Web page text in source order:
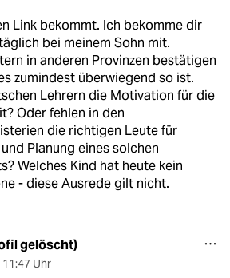
Link bekommt. Ich bekomme dir
bei meinem Sohn mit.
in anderen Provinzen bestätigen
zumindest überwiegend so ist.
Lehrern die Motivation für die
Oder fehlen in den
die richtigen Leute für
Planung eines solchen
Welches Kind hat heute kein
- diese Ausrede gilt nicht.
gelöscht)
11:47 Uhr